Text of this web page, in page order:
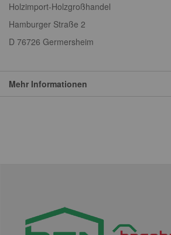
Holzimport-Holzgroßhandel
Hamburger Straße 2
D 76726 Germersheim
Mehr Informationen